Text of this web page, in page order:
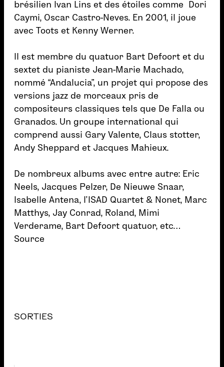
brésilien Ivan Lins et des étoiles comme Dori
Caymi, Oscar Castro-Neves. En 2001, il joue
avec Toots et Kenny Werner.
Il est membre du quatuor Bart Defoort et du
sextet du pianiste Jean-Marie Machado,
nommé “Andalucia”, un projet qui propose des
versions jazz de morceaux pris de
compositeurs classiques tels que De Falla ou
Granados. Un groupe international qui
comprend aussi Gary Valente, Claus stotter,
Andy Sheppard et Jacques Mahieux.
De nombreux albums avec entre autre: Eric
Neels, Jacques Pelzer, De Nieuwe Snaar,
Isabelle Antena, l’ISAD Quartet & Nonet, Marc
Matthys, Jay Conrad, Roland, Mimi
Verderame, Bart Defoort quatuor, etc…
Source
SORTIES